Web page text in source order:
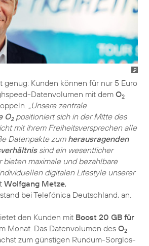
genug: Kunden können für nur 5 Euro
Datenvolumen mit dem O2
„Unsere zentrale
O2positioniert sich in der Mitte des
mit ihrem Freiheitsversprechen alle
Datenpakte zum herausragenden
sind ein wesentlicher
bieten maximale und bezahlbare
digitalen Lifestyle unserer
Wolfgang Metze,
bei Telefónica Deutschland, an.
den Kunden mit Boost 20 GB für
Monat. Das Datenvolumen des O2
zum günstigen Rundum-Sorglos-